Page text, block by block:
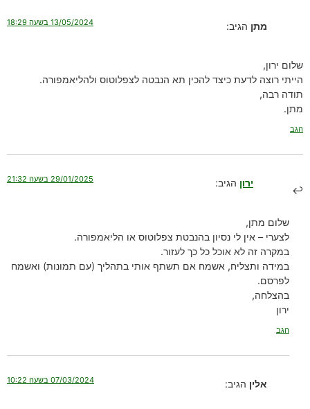
מתן הגיב: 13/05/2024 בשעה 18:29
שלום ירון,
הייתי רוצה לדעת כיצד להכין תא הנבטה לצפלוטוס ולהליאמפורה.
תודה רבה,
מתן.
הגב
ירון הגיב: 29/01/2025 בשעה 21:32
שלום מתן,
לצערי – אין לי נסיון בהנבטת צפלוטוס או הליאמפורה.
במקרה זה לא אוכל כל כך לעזור.
במידה ותצליח, אשמח אם תשתף אותי בתהליך (עם תמונות) ואשמח
לפרסם.
בהצלחה,
ירון
הגב
אלין הגיב: 07/03/2024 בשעה 10:22